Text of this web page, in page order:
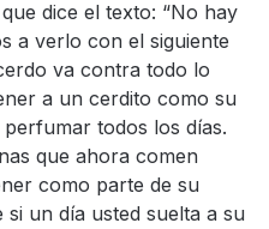
dice el texto: “No hay
a verlo con el siguiente
va contra todo lo
a un cerdito como su
todos los días.
que ahora comen
como parte de su
un día usted suelta a su